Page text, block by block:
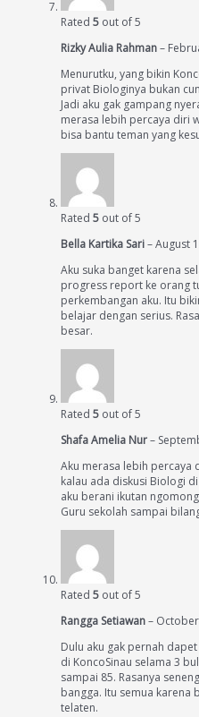
Rated 5 out of 5
Rizky Aulia Rahman–
Menurutku, yang bikin
privat Biologinya bukan
Jadi aku gak gampang
merasa lebih percaya diri
bisa bantu teman yang
Rated 5 out of 5
Bella Kartika Sari–August
Aku suka banget karena
progress report ke orang
perkembangan aku. Itu
belajar dengan serius.
besar.
Rated 5 out of 5
Shafa Amelia Nur–
Aku merasa lebih percaya
kalau ada diskusi Biologi
aku berani ikutan
Guru sekolah sampai
Rated 5 out of 5
Rangga Setiawan–
Dulu aku gak pernah
di KoncoSinau selama 3
sampai 85. Rasanya
bangga. Itu semua karena
telaten.